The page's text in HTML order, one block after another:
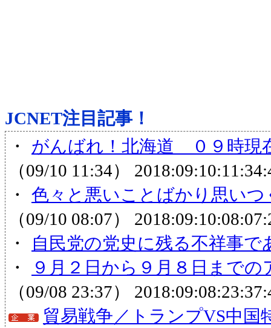
JCNET注目記事！
・ がんばれ！北海道 ０９時現
（09/10 11:34）
・ 色々と悪いことばかり思い
（09/10 08:07）
・
自民党の党史に残る不祥事で
・
９月２日から９月８日まで
（09/08 23:37）
貿易戦争／トランプVS中国